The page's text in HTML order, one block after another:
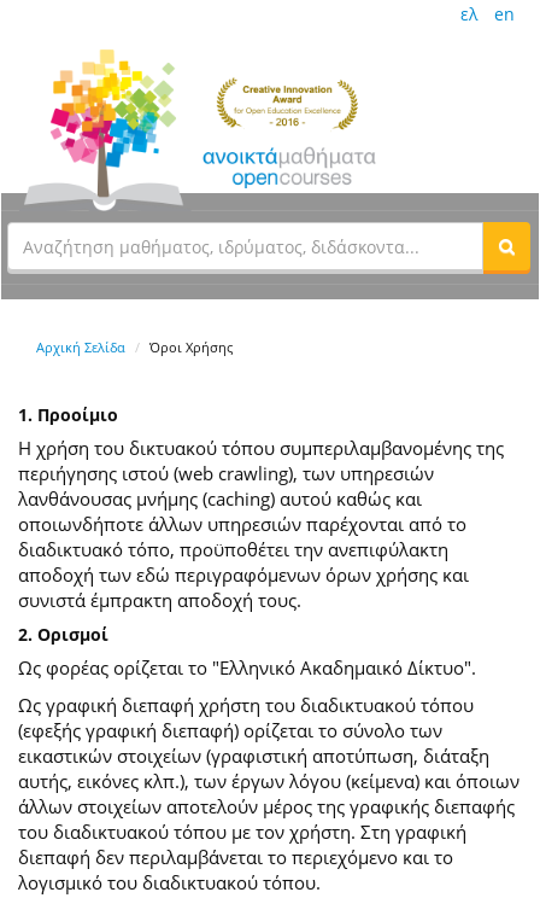
ελ en
Αρχική Σελίδα Όροι Χρήσης
1. Προοίμιο
Η χρήση του δικτυακού τόπου συμπεριλαμβανομένης της
περιήγησης ιστού (web crawling), των υπηρεσιών
λανθάνουσας μνήμης (caching) αυτού καθώς και
οποιωνδήποτε άλλων υπηρεσιών παρέχονται από το
διαδικτυακό τόπο, προϋποθέτει την ανεπιφύλακτη
αποδοχή των εδώ περιγραφόμενων όρων χρήσης και
συνιστά έμπρακτη αποδοχή τους.
2. Ορισμοί
Ως φορέας ορίζεται το "Ελληνικό Ακαδημαικό Δίκτυο".
Ως γραφική διεπαφή χρήστη του διαδικτυακού τόπου
(εφεξής γραφική διεπαφή) ορίζεται το σύνολο των
εικαστικών στοιχείων (γραφιστική αποτύπωση, διάταξη
αυτής, εικόνες κλπ.), των έργων λόγου (κείμενα) και όποιων
άλλων στοιχείων αποτελούν μέρος της γραφικής διεπαφής
του διαδικτυακού τόπου με τον χρήστη. Στη γραφική
διεπαφή δεν περιλαμβάνεται το περιεχόμενο και το
λογισμικό του διαδικτυακού τόπου.